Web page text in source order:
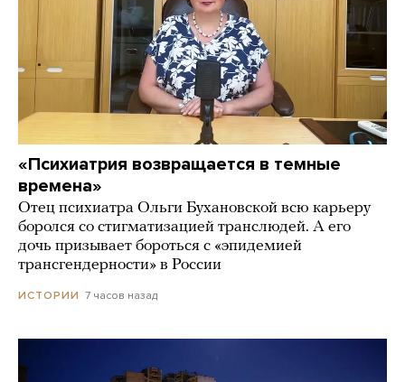
«Психиатрия возвращается в темные
времена»
Отец психиатра Ольги Бухановской всю карьеру
боролся со стигматизацией транслюдей. А его
дочь призывает бороться с «эпидемией
трансгендерности» в России
ИСТОРИИ 7 часов назад